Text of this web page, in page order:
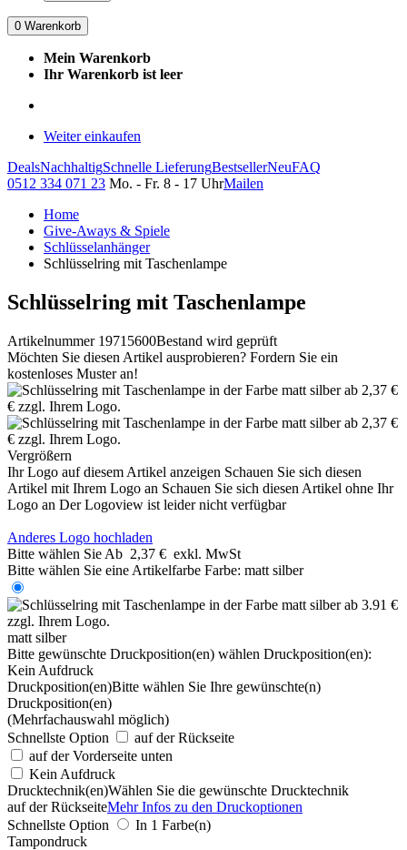
0 Warenkorb
Mein Warenkorb
Ihr Warenkorb ist leer
Weiter einkaufen
DealsNachhaltigSchnelle LieferungBestsellerNeuFAQ
0512 334 071 23 Mo. - Fr. 8 - 17 UhrMailen
Home
Give-Aways & Spiele
Schlüsselanhänger
Schlüsselring mit Taschenlampe
Schlüsselring mit Taschenlampe
Artikelnummer 19715600Bestand wird geprüft
Möchten Sie diesen Artikel ausprobieren? Fordern Sie ein
kostenloses Muster an!
Vergrößern
Ihr Logo auf diesem Artikel anzeigen Schauen Sie sich diesen
Artikel mit Ihrem Logo an Schauen Sie sich diesen Artikel ohne Ihr
Logo an Der Logoview ist leider nicht verfügbar
Anderes Logo hochladen
Bitte wählen Sie Ab 2,37 € exkl. MwSt
Bitte wählen Sie eine Artikelfarbe Farbe: matt silber
matt silber
Bitte gewünschte Druckposition(en) wählen Druckposition(en):
Kein Aufdruck
Druckposition(en)Bitte wählen Sie Ihre gewünschte(n)
Druckposition(en)
(Mehrfachauswahl möglich)
Schnellste Option
auf der Rückseite
auf der Vorderseite unten
Kein Aufdruck
Drucktechnik(en)Wählen Sie die gewünschte Drucktechnik
auf der RückseiteMehr Infos zu den Druckoptionen
Schnellste Option
In 1 Farbe(n)
Tampondruck